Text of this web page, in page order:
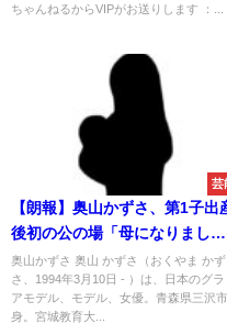
ちゃんねるからVIPがお送りします ：...
芸
【朗報】奥山かずさ、第1子出
後初の公の場「母になりまし
た」
奥山かずさ 奥山 かずさ（おくやま かず
さ、1994年3月10日 - ）は、日本のグラ
アモデル、モデル、女優。青森県三沢
身。宮城教育大...